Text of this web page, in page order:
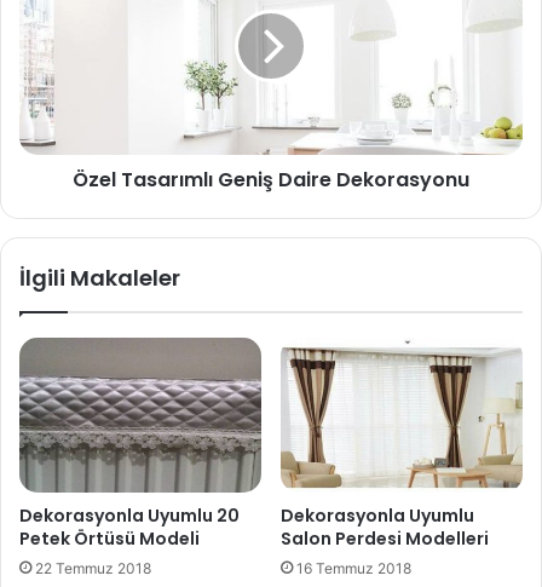
Özel Tasarımlı Geniş Daire Dekorasyonu
İlgili Makaleler
Dekorasyonla Uyumlu 20
Petek Örtüsü Modeli
22 Temmuz 2018
Dekorasyonla Uyumlu
Salon Perdesi Modelleri
16 Temmuz 2018